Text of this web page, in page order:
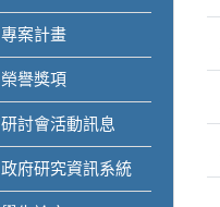
專案計畫
榮譽獎項
研討會活動訊息
政府研究資訊系統